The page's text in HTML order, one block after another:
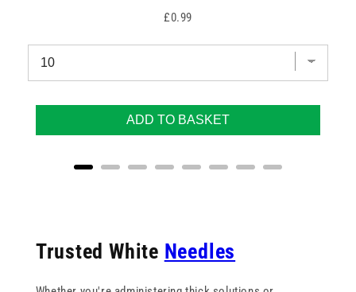
Price
£0.99
ADD TO BASKET
Trusted White Needles